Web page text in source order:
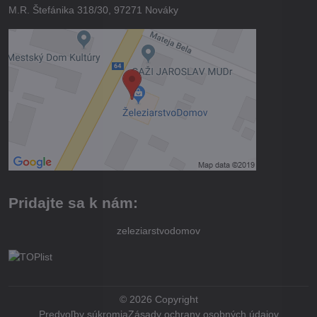
M.R. Štefánika 318/30, 97271 Nováky
Pridajte sa k nám:
zeleziarstvodomov
© 2026 Copyright
Predvoľby súkromiaZásady ochrany osobných údajov